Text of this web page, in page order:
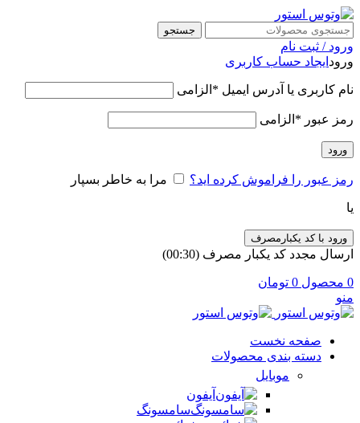
جستجو
ورود / ثبت نام
ورود ایجاد حساب کاربری
نام کاربری یا آدرس ایمیل * الزامی
رمز عبور * الزامی
ورود
رمز عبور را فراموش کرده اید؟ مرا به خاطر بسپار
یا
ورود با کد یکبارمصرف
ارسال مجدد کد یکبار مصرف (00:
30
)
0 محصول 0 تومان
منو
صفحه نخست
دسته بندی محصولات
موبایل
آیفون
سامسونگ